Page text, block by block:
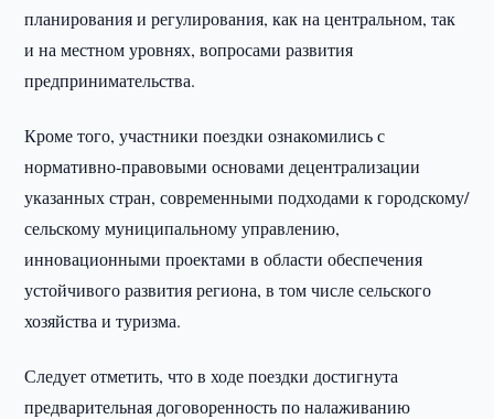
планирования и регулирования, как на центральном, так
и на местном уровнях, вопросами развития
предпринимательства.
Кроме того, участники поездки ознакомились с
нормативно-правовыми основами децентрализации
указанных стран, современными подходами к городскому/
сельскому муниципальному управлению,
инновационными проектами в области обеспечения
устойчивого развития региона, в том числе сельского
хозяйства и туризма.
Следует отметить, что в ходе поездки достигнута
предварительная договоренность по налаживанию